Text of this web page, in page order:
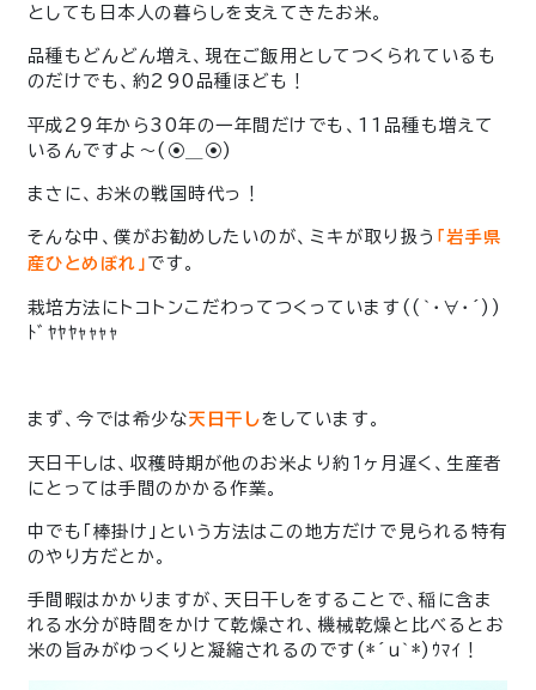
としても日本人の暮らしを支えてきたお米。
品種もどんどん増え、現在ご飯用としてつくられているも
のだけでも、約290品種ほども！
平成29年から30年の一年間だけでも、11品種も増えて
いるんですよ〜(⦿＿⦿)
まさに、お米の戦国時代っ！
そんな中、僕がお勧めしたいのが、ミキが取り扱う 「岩手県
産ひとめぼれ」 です。
栽培方法にトコトンこだわってつくっています((｀･∀･´))
ﾄﾞﾔﾔﾔｬｬｬｬ
まず、今では希少な天日干しをしています。
天日干しは、収穫時期が他のお米より約１ヶ月遅く、生産者
にとっては手間のかかる作業。
中でも「棒掛け」という方法はこの地方だけで見られる特有
のやり方だとか。
手間暇はかかりますが、天日干しをすることで、稲に含ま
れる水分が時間をかけて乾燥され、機械乾燥と比べるとお
米の旨みがゆっくりと凝縮されるのです(*´ｕ｀*)ｳﾏｲ！